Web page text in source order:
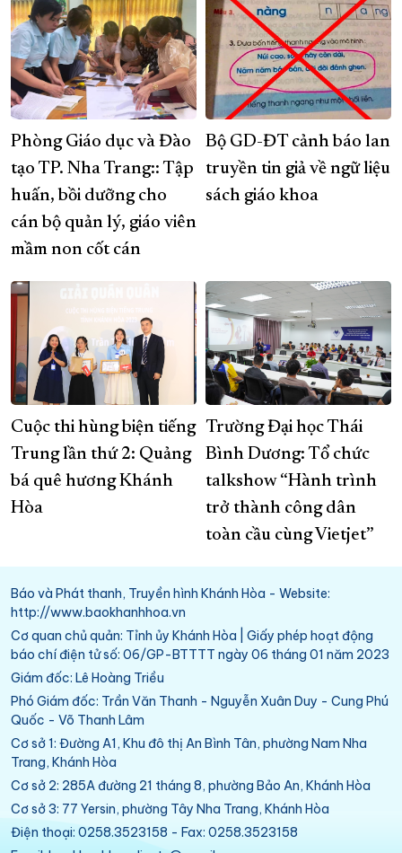
Phòng Giáo dục và Đào
tạo TP. Nha Trang:: Tập
huấn, bồi dưỡng cho
cán bộ quản lý, giáo viên
mầm non cốt cán
Bộ GD-ĐT cảnh báo lan
truyền tin giả về ngữ liệu
sách giáo khoa
Cuộc thi hùng biện tiếng
Trung lần thứ 2: Quảng
bá quê hương Khánh
Hòa
Trường Đại học Thái
Bình Dương: Tổ chức
talkshow “Hành trình
trở thành công dân
toàn cầu cùng Vietjet”
Báo và Phát thanh, Truyền hình Khánh Hòa - Website:
http://www.baokhanhhoa.vn
Cơ quan chủ quản: Tỉnh ủy Khánh Hòa | Giấy phép hoạt động
báo chí điện tử số: 06/GP-BTTTT ngày 06 tháng 01 năm 2023
Giám đốc: Lê Hoàng Triều
Phó Giám đốc: Trần Văn Thanh - Nguyễn Xuân Duy - Cung Phú
Quốc - Võ Thanh Lâm
Cơ sở 1: Đường A1, Khu đô thị An Bình Tân, phường Nam Nha
Trang, Khánh Hòa
Cơ sở 2: 285A đường 21 tháng 8, phường Bảo An, Khánh Hòa
Cơ sở 3: 77 Yersin, phường Tây Nha Trang, Khánh Hòa
Điện thoại: 0258.3523158 - Fax: 0258.3523158